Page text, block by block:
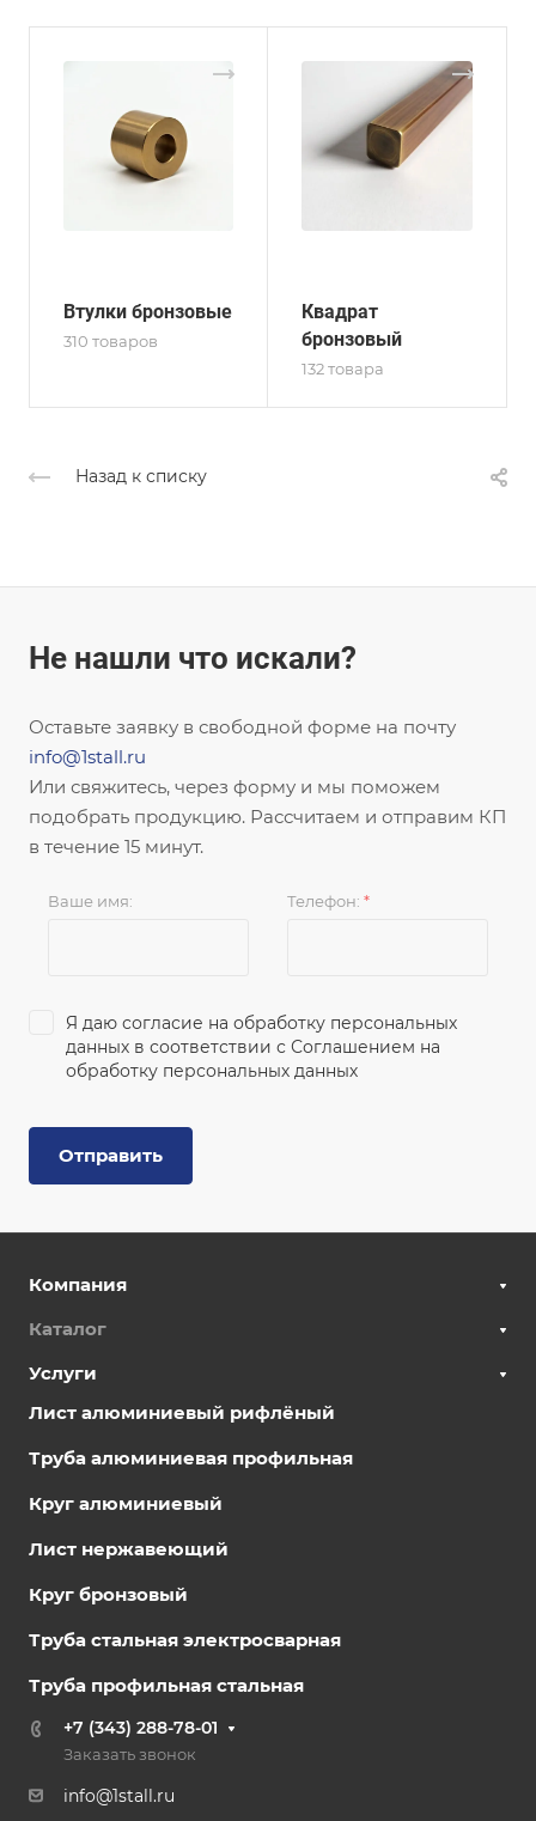
Втулки бронзовые
310 товаров
Квадрат
бронзовый
132 товара
Назад к списку
Не нашли что искали?
Оставьте заявку в свободной форме на почту
info@1stall.ru
Или свяжитесь, через форму и мы поможем
подобрать продукцию. Рассчитаем и отправим КП
в течение 15 минут.
Ваше имя: Телефон: *
Я даю согласие на обработку персональных
данных в соответствии с Соглашением на
обработку персональных данных
Отправить
Компания
Каталог
Услуги
Лист алюминиевый рифлёный
Труба алюминиевая профильная
Круг алюминиевый
Лист нержавеющий
Круг бронзовый
Труба стальная электросварная
Труба профильная стальная
+7 (343) 288-78-01
Заказать звонок
info@1stall.ru